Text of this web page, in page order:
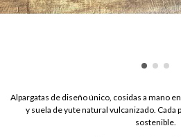
Alpargatas de diseño único, cosidas a mano
y suela de yute natural vulcanizado. Cada
sostenible.